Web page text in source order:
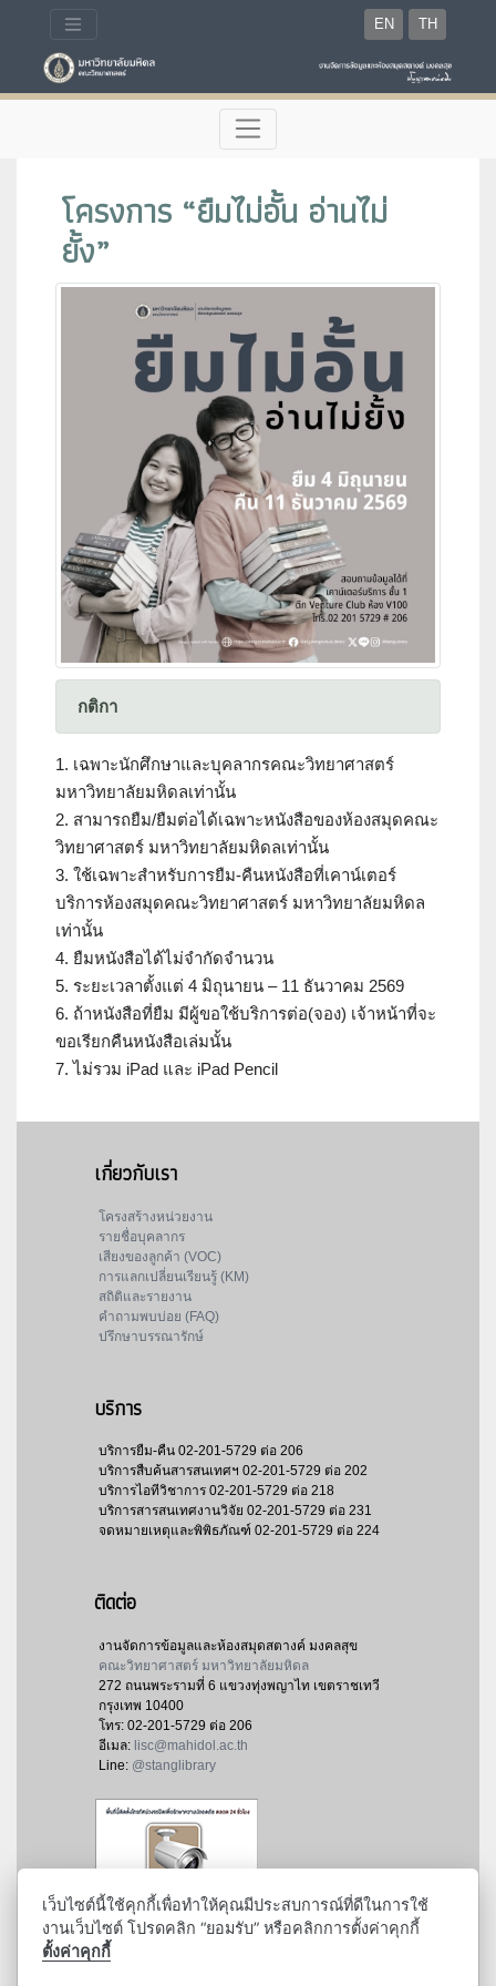
EN TH
โครงการ “ยืมไม่อั้น อ่านไม่
ยั้ง”
กติกา
1. เฉพาะนักศึกษาและบุคลากรคณะวิทยาศาสตร์
มหาวิทยาลัยมหิดลเท่านั้น
2. สามารถยืม/ยืมต่อได้เฉพาะหนังสือของห้องสมุดคณะ
วิทยาศาสตร์ มหาวิทยาลัยมหิดลเท่านั้น
3. ใช้เฉพาะสำหรับการยืม-คืนหนังสือที่เคาน์เตอร์
บริการห้องสมุดคณะวิทยาศาสตร์ มหาวิทยาลัยมหิดล
เท่านั้น
4. ยืมหนังสือได้ไม่จำกัดจำนวน
5. ระยะเวลาตั้งแต่ 4 มิถุนายน – 11 ธันวาคม 2569
6. ถ้าหนังสือที่ยืม มีผู้ขอใช้บริการต่อ(จอง) เจ้าหน้าที่จะ
ขอเรียกคืนหนังสือเล่มนั้น
7. ไม่รวม iPad และ iPad Pencil
เกี่ยวกับเรา
โครงสร้างหน่วยงาน
รายชื่อบุคลากร
เสียงของลูกค้า (VOC)
การแลกเปลี่ยนเรียนรู้ (KM)
สถิติและรายงาน
คำถามพบบ่อย (FAQ)
ปรึกษาบรรณารักษ์
บริการ
บริการยืม-คืน 02-201-5729 ต่อ 206
บริการสืบค้นสารสนเทศฯ 02-201-5729 ต่อ 202
บริการไอทีวิชาการ 02-201-5729 ต่อ 218
บริการสารสนเทศงานวิจัย 02-201-5729 ต่อ 231
จดหมายเหตุและพิพิธภัณฑ์ 02-201-5729 ต่อ 224
ติดต่อ
งานจัดการข้อมูลและห้องสมุดสตางค์ มงคลสุข
คณะวิทยาศาสตร์ มหาวิทยาลัยมหิดล
272 ถนนพระรามที่ 6 แขวงทุ่งพญาไท เขตราชเทวี
กรุงเทพ 10400
โทร: 02-201-5729 ต่อ 206
อีเมล: lisc@mahidol.ac.th
Line: @stanglibrary
เว็บไซต์นี้ใช้คุกกี้เพื่อทำให้คุณมีประสบการณ์ที่ดีในการใช้
งานเว็บไซต์ โปรดคลิก “ยอมรับ” หรือคลิกการตั้งค่าคุกกี้
ตั้งค่าคุกกี้